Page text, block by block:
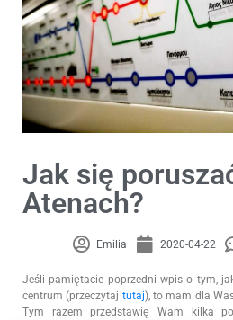
Jak się
Atenach?
Emilia 2020-04-22
Jeśli pamiętacie poprzedni wpis o tym,
centrum (przeczytaj tutaj), to mam dla
Tym razem przedstawię Wam kilka